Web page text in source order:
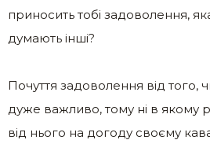
приносить тобі задоволення,
думають інші?
Почуття задоволення від того,
дуже важливо, тому ні в якому
від нього на догоду своєму